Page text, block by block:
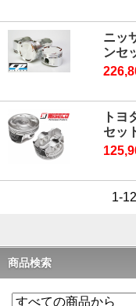
ニッ
ンセ
ト
セッ
1-
商品検索